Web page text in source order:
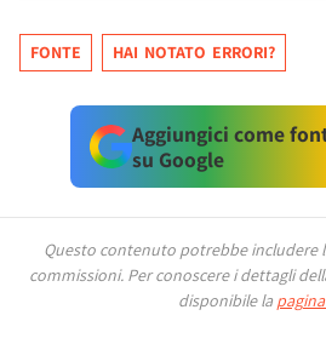
FONTE HAI NOTATO ERRORI?
Aggiungici come
su Google
Questo contenuto potrebbe includere
commissioni. Per conoscere i dettagli
disponibile la